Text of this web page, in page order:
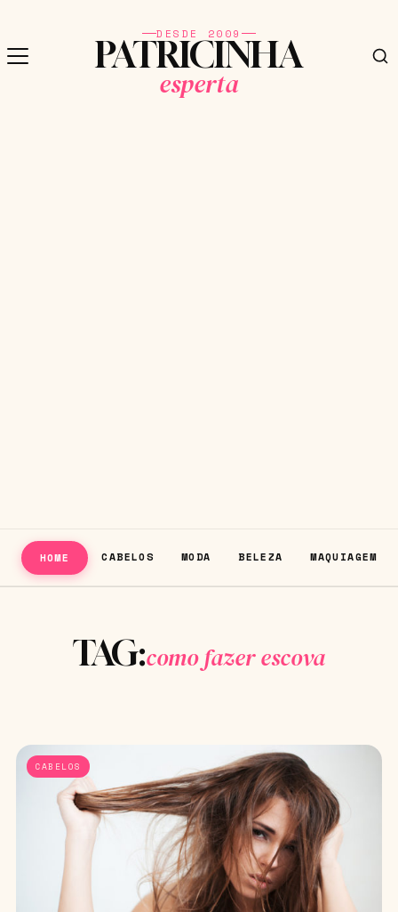
DESDE 2009
PATRICINHA
esperta
HOME CABELOS MODA BELEZA MAQUIAGEM
TAG:como fazer escova
CABELOS